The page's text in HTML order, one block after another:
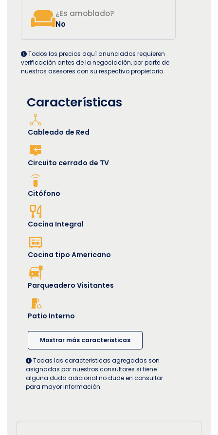
¿Es amoblado?
No
Todos los precios aquí anunciados requieren
verificación antes de la negociación, por parte de
nuestros asesores con su respectivo propietario.
Características
Cableado de Red
Circuito cerrado de TV
Citófono
Cocina Integral
Cocina tipo Americano
Parqueadero Visitantes
Patio Interno
Mostrar más caracteristicas
Todas las caracteristicas agregadas son
asignadas por nuestros consultores si tiene
alguna duda adicional no dude en consultar
para mayor información.